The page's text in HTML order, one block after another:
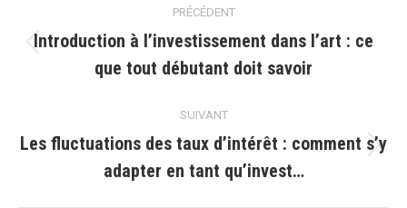
article
PRÉCÉDENT
précédent
Introduction à l’investissement dans l’art : ce
que tout débutant doit savoir
SUIVANT
suivant
Les fluctuations des taux d’intérêt : comment s’y
adapter en tant qu’invest…